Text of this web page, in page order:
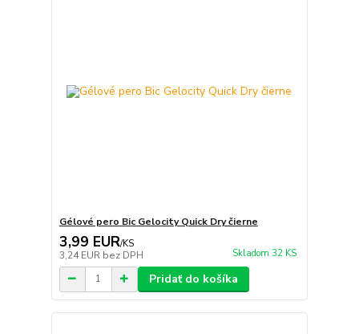
Gélové pero Bic Gelocity Quick Dry čierne
3,99 EUR/KS
3,24 EUR bez DPH Skladom 32 KS
Pridať do košíka